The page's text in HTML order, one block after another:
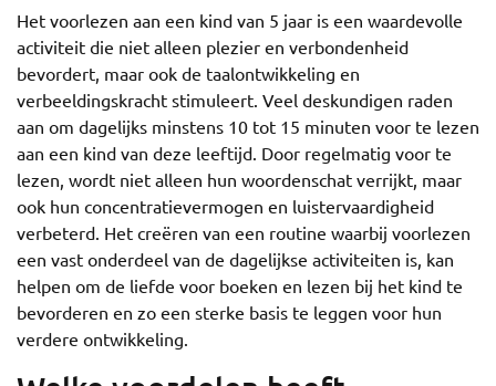
Het voorlezen aan een kind van 5 jaar is een waardevolle
activiteit die niet alleen plezier en verbondenheid
bevordert, maar ook de taalontwikkeling en
verbeeldingskracht stimuleert. Veel deskundigen raden
aan om dagelijks minstens 10 tot 15 minuten voor te lezen
aan een kind van deze leeftijd. Door regelmatig voor te
lezen, wordt niet alleen hun woordenschat verrijkt, maar
ook hun concentratievermogen en luistervaardigheid
verbeterd. Het creëren van een routine waarbij voorlezen
een vast onderdeel van de dagelijkse activiteiten is, kan
helpen om de liefde voor boeken en lezen bij het kind te
bevorderen en zo een sterke basis te leggen voor hun
verdere ontwikkeling.